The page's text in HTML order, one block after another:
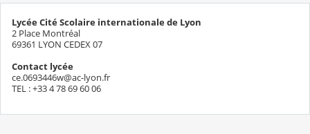
Lycée Cité Scolaire internationale de Lyon
2 Place Montréal
69361 LYON CEDEX 07
Contact lycée
ce.0693446w@ac-lyon.fr
TEL : +33 4 78 69 60 06